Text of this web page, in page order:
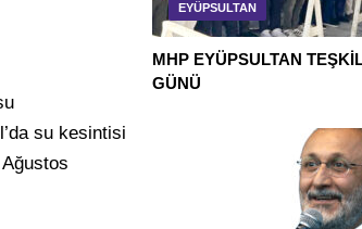
su kesintisi
EYÜPSULTAN
MHP EYÜPSULTAN
GÜNÜ